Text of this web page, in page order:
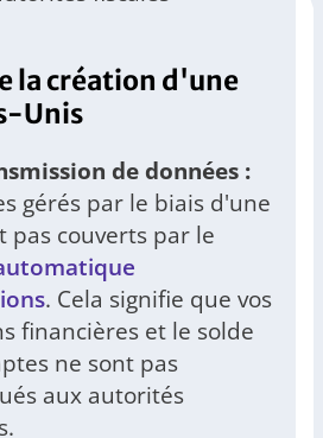
la création d'une
Unis
de données :
gérés par le biais d'une
pas couverts par le
. Cela signifie que vos
financières et le solde
ne sont pas
aux autorités